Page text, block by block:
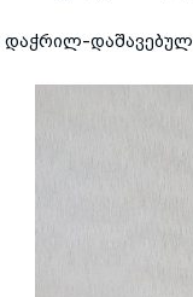
დაჭრილ-დაშავებულ